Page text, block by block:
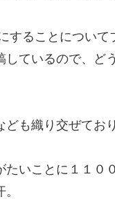
することについ
しているので、ど
ども織り交ぜてお
たいことに１１０